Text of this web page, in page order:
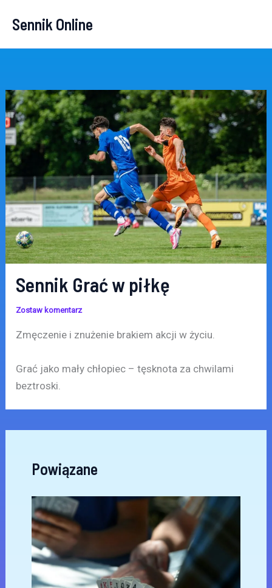
Sennik Online
Sennik Grać w piłkę
Zostaw komentarz
Zmęczenie i znużenie brakiem akcji w życiu.
Grać jako mały chłopiec – tęsknota za chwilami
beztroski.
Powiązane